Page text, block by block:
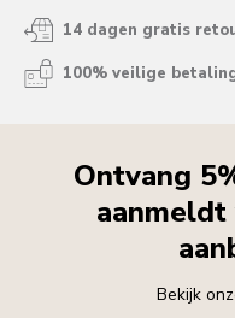
14 dagen gratis
100% veilige
Ontvang
Bekijk